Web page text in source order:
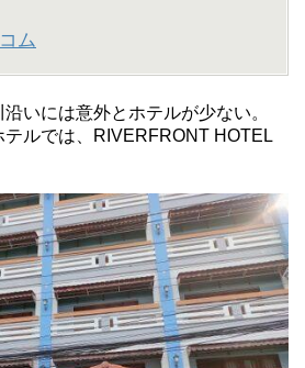
ム
いには意外とホテルが少ない。
テルでは、RIVERFRONT HOTEL